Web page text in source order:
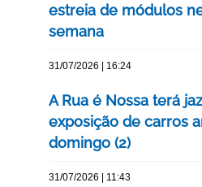
estreia de módulos
semana
31/07/2026 | 16:24
A Rua é Nossa terá
exposição de carros
domingo (2)
31/07/2026 | 11:43